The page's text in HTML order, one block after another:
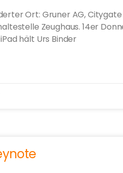
Ort: Gruner AG,
Zeughaus. 14er
hält Urs Binder